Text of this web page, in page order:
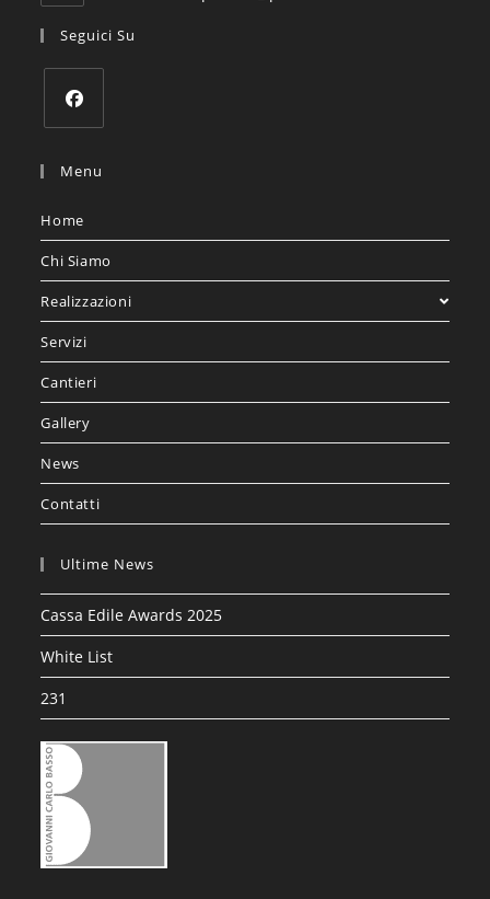
Seguici Su
Menu
Home
Chi Siamo
Realizzazioni
Servizi
Cantieri
Gallery
News
Contatti
Ultime News
Cassa Edile Awards 2025
White List
231